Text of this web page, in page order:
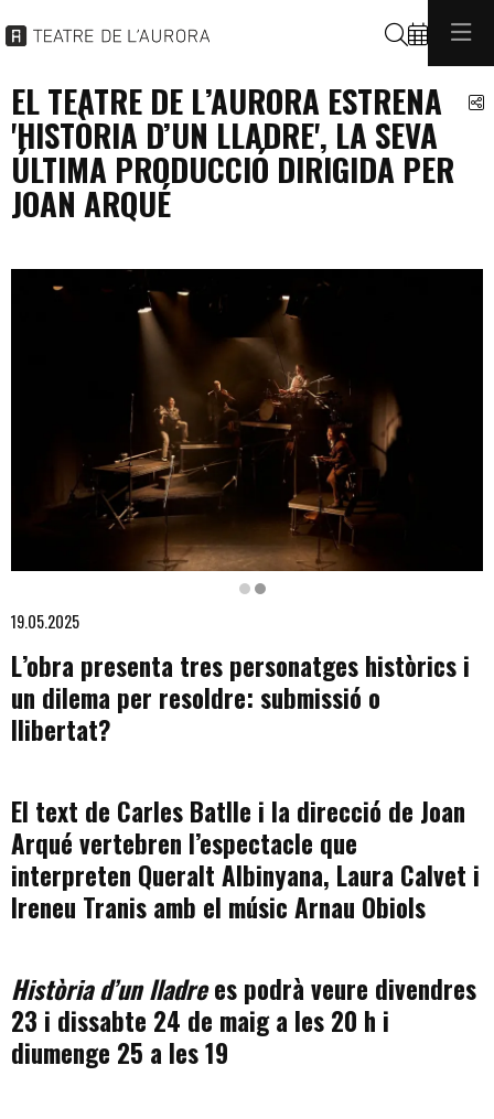
Cerca
EL TEATRE DE L’AURORA ESTRENA
'HISTÒRIA D’UN LLADRE', LA SEVA
ÚLTIMA PRODUCCIÓ DIRIGIDA PER
JOAN ARQUÉ
Diapositiva 2 de 2: 'Història d'un lladre'
19.05.2025
L’obra presenta tres personatges històrics i
un dilema per resoldre: submissió o
llibertat?
El text de Carles Batlle i la direcció de Joan
Arqué vertebren l’espectacle que
interpreten Queralt Albinyana, Laura Calvet i
Ireneu Tranis amb el músic Arnau Obiols
Història d’un lladrees podrà veure divendres
23 i dissabte 24 de maig a les 20 h i
diumenge 25 a les 19